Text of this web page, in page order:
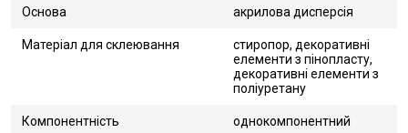
Основа акрилова дисперсія
Матеріал для склеювання
стиропор, декоративні
елементи з пінопласту,
декоративні елементи з
поліуретану
Компонентність однокомпонентний